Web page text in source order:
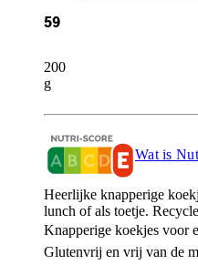
59
200
g
Wat is
Heerlijke knapperige
lunch of als toetje.
Knapperige koekjes voor
Glutenvrij en vrij van de